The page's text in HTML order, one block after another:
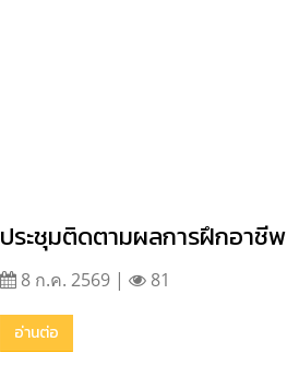
ประชุมติดตามผลการฝึกอาชีพ
8 ก.ค. 2569 | 81
อ่านต่อ